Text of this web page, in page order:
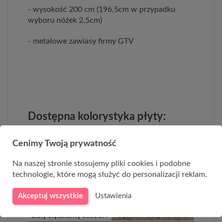
- wysokość 200 cm (196,5cm w przypadku
wyboru nóżek 2,5cm)
- metalowe zawiasy firmy GTV
Dostępna kolorystyka płyty:
Cenimy Twoją prywatność
Na naszej stronie stosujemy pliki cookies i podobne
technologie, które mogą służyć do personalizacji reklam.
Akceptuj wszystkie Ustawienia